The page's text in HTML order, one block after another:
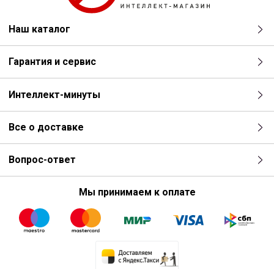
Наш каталог
Гарантия и сервис
Интеллект-минуты
Все о доставке
Вопрос-ответ
Мы принимаем к оплате